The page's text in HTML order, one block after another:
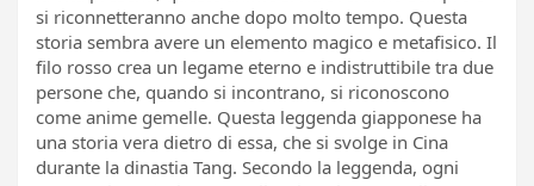
si riconnetteranno anche dopo molto tempo. Questa
storia sembra avere un elemento magico e metafisico. Il
filo rosso crea un legame eterno e indistruttibile tra due
persone che, quando si incontrano, si riconoscono
come anime gemelle. Questa leggenda giapponese ha
una storia vera dietro di essa, che si svolge in Cina
durante la dinastia Tang. Secondo la leggenda, ogni